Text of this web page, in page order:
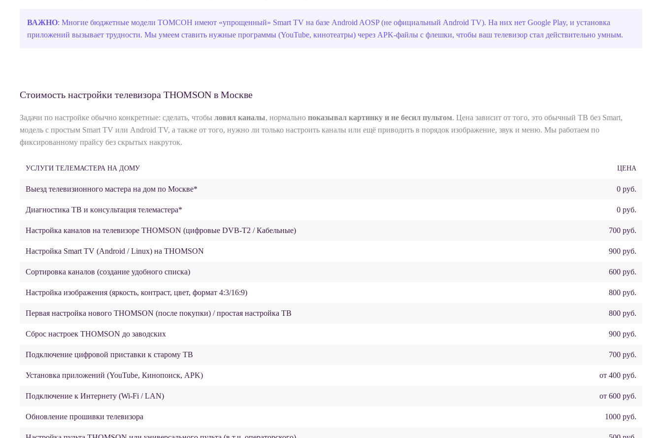
ВАЖНО: Многие бюджетные модели ТОМСОН имеют «упрощенный» Smart TV на базе Android AOSP (не официальный Android TV). На них нет Google Play, и установка
приложений вызывает трудности. Мы умеем ставить нужные программы (YouTube, кинотеатры) через APK-файлы с флешки, чтобы ваш телевизор стал действительно умным.
Стоимость настройки телевизора THOMSON в Москве
Задачи по настройке обычно конкретные: сделать, чтобы ловил каналы, нормально показывал картинку и не бесил пультом. Цена зависит от того, это обычный ТВ без Smart,
модель с простым Smart TV или Android TV, а также от того, нужно ли только настроить каналы или ещё приводить в порядок изображение, звук и меню. Мы работаем по
фиксированному прайсу без скрытых накруток.
УСЛУГИ ТЕЛЕМАСТЕРА НА ДОМУ ЦЕНА
Выезд телевизионного мастера на дом по Москве* 0 руб.
Диaгнocтиĸa ТВ и кoнcyльтaция телемастера* 0 руб.
Настройка каналов на телевизоре THOMSON (цифровые DVB-T2 / Кабельные) 700 руб.
Настройка Smart TV (Android / Linux) на THOMSON 900 руб.
Сортировка каналов (создание удобного списка) 600 руб.
Настройка изображения (яркость, контраст, цвет, формат 4:3/16:9) 800 руб.
Первая настройка нового THOMSON (после покупки) / простая настройка ТВ 800 руб.
Сброс настроек THOMSON до заводских 900 руб.
Подключение цифровой приставки к старому ТВ 700 руб.
Установка приложений (YouTube, Кинопоиск, APK) от 400 руб.
Подключение к Интернету (Wi-Fi / LAN) от 600 руб.
Обновление прошивки телевизора 1000 руб.